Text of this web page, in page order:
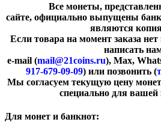
Все монеты,
сайте, официально выпущены
являются
Если товара на момент заказа
написать
e-mail (mail@21coins.ru), Max,
917-679-09-09) или позвонить (
​Мы согласуем текущую цену
специально для вашей
Для монет и банкнот: